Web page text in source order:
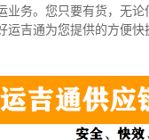
务。 您只要有货，无论
运吉通为您提供的方便